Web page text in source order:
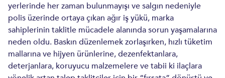
yerlerinde her zaman bulunmayışı ve salgın nedeniyle
polis üzerinde ortaya çıkan ağır iş yükü, marka
sahiplerinin taklitle mücadele alanında sorun yaşamalarına
neden oldu. Baskın düzenlemek zorlaşırken, hızlı tüketim
mallarına ve hijyen ürünlerine, dezenfektanlara,
deterjanlara, koruyucu malzemelere ve tabii ki ilaçlara